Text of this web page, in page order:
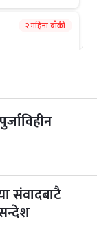
२ महिना बाँकी
२ महिना बाँकी
२ महिना बाँकी
संवादबाटै